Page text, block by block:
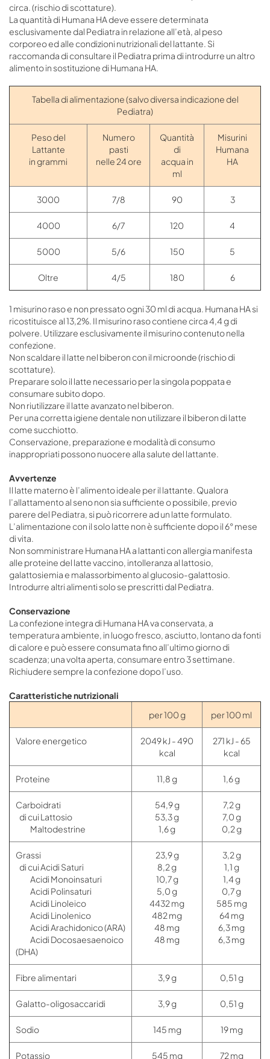
circa. (rischio di scottature).
La quantità di Humana HA deve essere determinata
esclusivamente dal Pediatra in relazione all’età, al peso
corporeo ed alle condizioni nutrizionali del lattante. Si
raccomanda di consultare il Pediatra prima di introdurre un altro
alimento in sostituzione di Humana HA.
Tabella di alimentazione (salvo diversa indicazione del
Pediatra)
Peso del
Lattante
in grammi
Numero
pasti
nelle 24 ore
Quantità
di
acqua in
ml
Misurini
Humana
HA
3000 7/8 90 3
4000 6/7 120 4
5000 5/6 150 5
Oltre 4/5 180 6
1 misurino raso e non pressato ogni 30 ml di acqua. Humana HA si
ricostituisce al 13,2%. Il misurino raso contiene circa 4,4 g di
polvere. Utilizzare esclusivamente il misurino contenuto nella
confezione.
Non scaldare il latte nel biberon con il microonde (rischio di
scottature).
Preparare solo il latte necessario per la singola poppata e
consumare subito dopo.
Non riutilizzare il latte avanzato nel biberon.
Per una corretta igiene dentale non utilizzare il biberon di latte
come succhiotto.
Conservazione, preparazione e modalità di consumo
inappropriati possono nuocere alla salute del lattante.
Avvertenze
Il latte materno è l’alimento ideale per il lattante. Qualora
l’allattamento al seno non sia sufficiente o possibile, previo
parere del Pediatra, si può ricorrere ad un latte formulato.
L’alimentazione con il solo latte non è sufficiente dopo il 6° mese
di vita.
Non somministrare Humana HA a lattanti con allergia manifesta
alle proteine del latte vaccino, intolleranza al lattosio,
galattosiemia e malassorbimento al glucosio-galattosio.
Introdurre altri alimenti solo se prescritti dal Pediatra.
Conservazione
La confezione integra di Humana HA va conservata, a
temperatura ambiente, in luogo fresco, asciutto, lontano da fonti
di calore e può essere consumata fino all’ultimo giorno di
scadenza; una volta aperta, consumare entro 3 settimane.
Richiudere sempre la confezione dopo l’uso.
Caratteristiche nutrizionali
per 100 g
per 100 ml
Valore energetico
2049 kJ - 490
kcal
271 kJ - 65
kcal
Proteine 11,8 g 1,6 g
Carboidrati
di cui Lattosio
Maltodestrine
54,9 g
53,3 g
1,6 g
7,2 g
7,0 g
0,2 g
Grassi
di cui Acidi Saturi
Acidi Monoinsaturi
Acidi Polinsaturi
Acidi Linoleico
Acidi Linolenico
Acidi Arachidonico (ARA)
Acidi Docosaesaenoico
(DHA)
23,9 g
8,2 g
10,7 g
5,0 g
4432 mg
482 mg
48 mg
48 mg
3,2 g
1,1 g
1,4 g
0,7 g
585 mg
64 mg
6,3 mg
6,3 mg
Fibre alimentari 3,9 g 0,51 g
Galatto-oligosaccaridi 3,9 g 0,51 g
Sodio 145 mg 19 mg
Potassio 545 mg 72 mg